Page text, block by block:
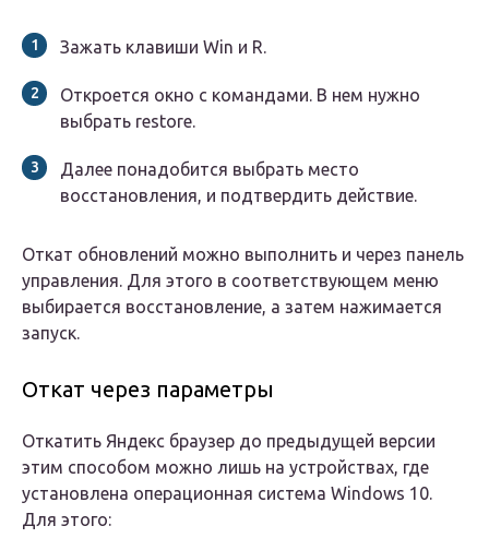
Зажать клавиши Win и R.
Откроется окно с командами. В нем нужно
выбрать restore.
Далее понадобится выбрать место
восстановления, и подтвердить действие.
Откат обновлений можно выполнить и через панель
управления. Для этого в соответствующем меню
выбирается восстановление, а затем нажимается
запуск.
Откат через параметры
Откатить Яндекс браузер до предыдущей версии
этим способом можно лишь на устройствах, где
установлена операционная система Windows 10.
Для этого: